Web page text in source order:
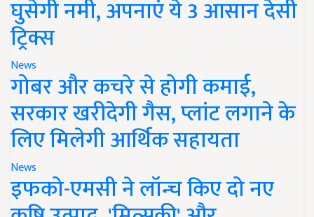
घुसेगी नमी, अपनाएं ये 3 आसान देसी
ट्रिक्स
News
गोबर और कचरे से होगी कमाई,
सरकार खरीदेगी गैस, प्लांट लगाने के
लिए मिलेगी आर्थिक सहायता
News
इफको-एमसी ने लॉन्च किए दो नए